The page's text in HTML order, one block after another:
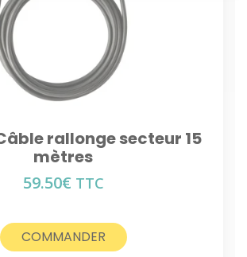
rallonge secteur 15
mètres
59.50€ TTC
COMMANDER